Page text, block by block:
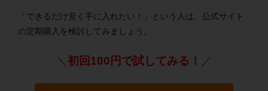
「できるだけ安く手に入れたい！」という人は、公式サイト
の定期購入を検討してみましょう。
＼ 初回100円で試してみる！ ／